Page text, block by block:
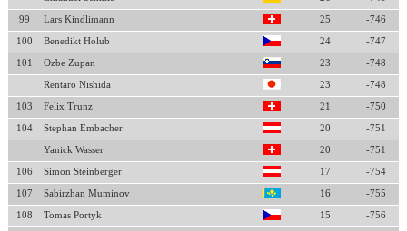
99 Lars Kindlimann 25 -746
100 Benedikt Holub 24 -747
101 Ozbe Zupan 23 -748
Rentaro Nishida 23 -748
103 Felix Trunz 21 -750
104 Stephan Embacher 20 -751
Yanick Wasser 20 -751
106 Simon Steinberger 17 -754
107 Sabirzhan Muminov 16 -755
108 Tomas Portyk 15 -756